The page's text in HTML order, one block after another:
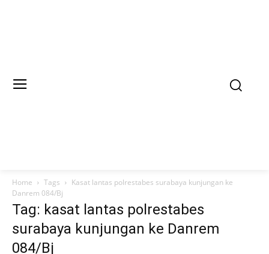
Home Tags
Kasat lantas polrestabes surabaya kunjungan ke
Danrem 084/Bj
Tag: kasat lantas polrestabes
surabaya kunjungan ke Danrem
084/Bj